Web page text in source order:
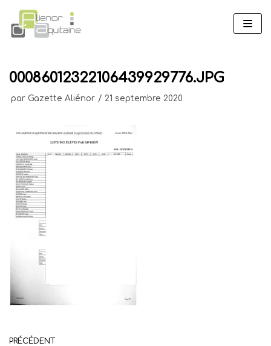
Aller
au
00086012322106439929776.JPG
par Gazette Aliénor 21 septembre 2020
PRÉCÉDENT